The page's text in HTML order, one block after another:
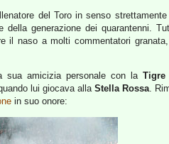
del Toro in senso
generazione dei quarantenni.
il naso a molti commentatori
sua amicizia personale con laTigre
lui giocava alla Stella Rossa.
in suo onore: